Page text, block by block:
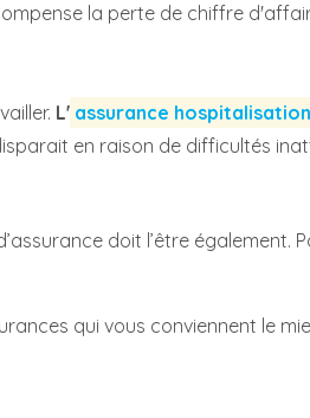
la perte de chiffre
L' assurance hospitalisation
en raison de difficultés
doit l’être également.
qui vous conviennent le